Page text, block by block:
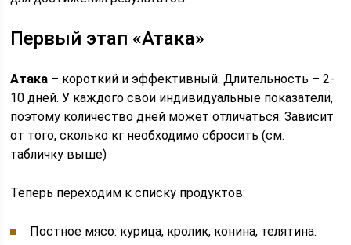
Первый этап «Атака»
Атака – короткий и эффективный. Длительность – 2-
10 дней. У каждого свои индивидуальные показатели,
поэтому количество дней может отличаться. Зависит
от того, сколько кг необходимо сбросить (см.
табличку выше)
Теперь переходим к списку продуктов:
Постное мясо: курица, кролик, конина, телятина.